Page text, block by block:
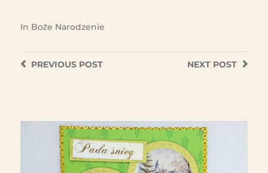
In Boże Narodzenie
NEXT POST
PREVIOUSPOST